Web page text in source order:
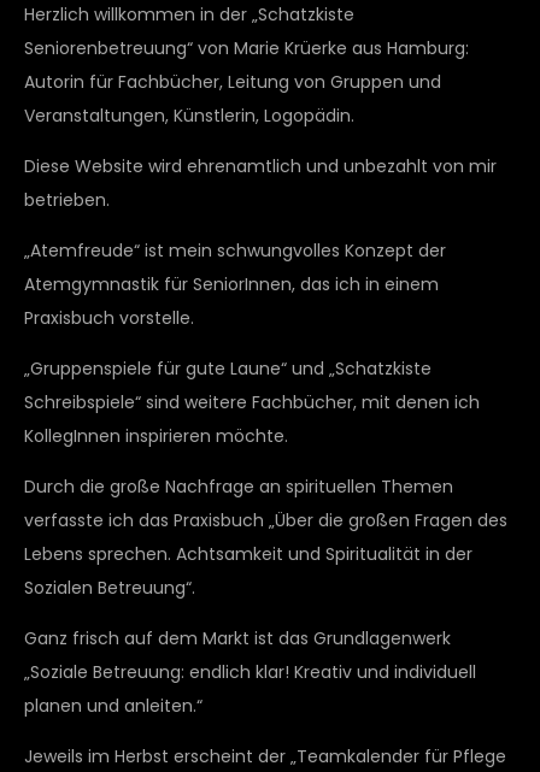
Herzlich willkommen in der „Schatzkiste
Seniorenbetreuung“ von Marie Krüerke aus Hamburg:
Autorin für Fachbücher, Leitung von Gruppen und
Veranstaltungen, Künstlerin, Logopädin.
Diese Website wird ehrenamtlich und unbezahlt von mir
betrieben.
„Atemfreude“ ist mein schwungvolles Konzept der
Atemgymnastik für SeniorInnen, das ich in einem
Praxisbuch vorstelle.
„Gruppenspiele für gute Laune“ und „Schatzkiste
Schreibspiele“ sind weitere Fachbücher, mit denen ich
KollegInnen inspirieren möchte.
Durch die große Nachfrage an spirituellen Themen
verfasste ich das Praxisbuch „Über die großen Fragen des
Lebens sprechen. Achtsamkeit und Spiritualität in der
Sozialen Betreuung“.
Ganz frisch auf dem Markt ist das Grundlagenwerk
„Soziale Betreuung: endlich klar! Kreativ und individuell
planen und anleiten.“
Jeweils im Herbst erscheint der „Teamkalender für Pflege